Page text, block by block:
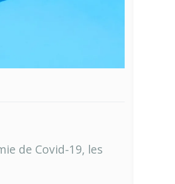
de Covid-19, les